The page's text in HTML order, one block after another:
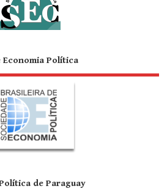
Economia Política
de Paraguay